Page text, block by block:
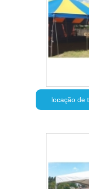
locação de